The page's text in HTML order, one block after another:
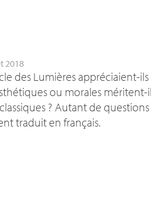
2018
des Lumières appréciaient-ils
ou morales méritent-
? Autant de questions
traduit en français.